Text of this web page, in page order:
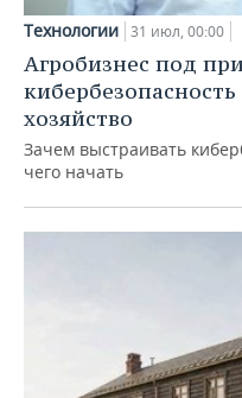
Технологии 31 июл, 00:00
Агробизнес под
хозяйство
Зачем выстраивать
чего начать